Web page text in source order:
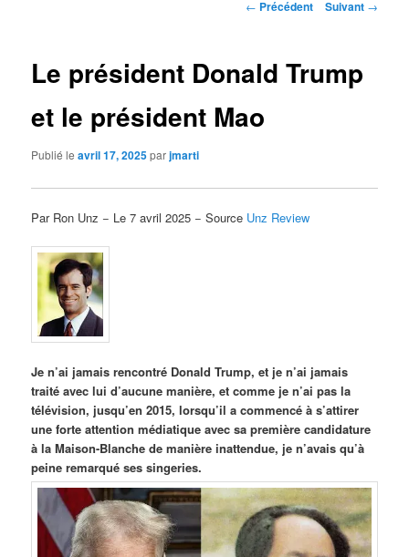
Navigation
← Précédent Suivant →
Le président Donald Trump
et le président Mao
Publié leavril 17, 2025parjmarti
Par Ron Unz − Le 7 avril 2025 − Source Unz Review
Je n’ai jamais rencontré Donald Trump, et je n’ai jamais
traité avec lui d’aucune manière, et comme je n’ai pas la
télévision, jusqu’en 2015, lorsqu’il a commencé à s’attirer
une forte attention médiatique avec sa première candidature
à la Maison-Blanche de manière inattendue, je n’avais qu’à
peine remarqué ses singeries.